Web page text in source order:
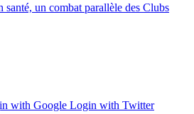
un combat parallèle des Clubs
with Google Login with Twitter